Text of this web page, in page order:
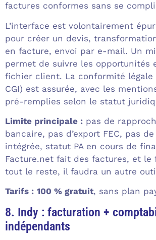
factures conformes sans se
L’interface est volontairement
pour créer un devis,
en facture, envoi par e-mail. Un
permet de suivre les opportunités
fichier client. La conformité légale
CGI) est assurée, avec les
pré-remplies selon le statut
Limite principale : pas de
bancaire, pas d’export FEC, pas
intégrée, statut PA en cours de
Facture.net fait des factures, et le
tout le reste, il faudra un autre
Tarifs : 100 % gratuit, sans plan
8. Indy : facturation +
indépendants